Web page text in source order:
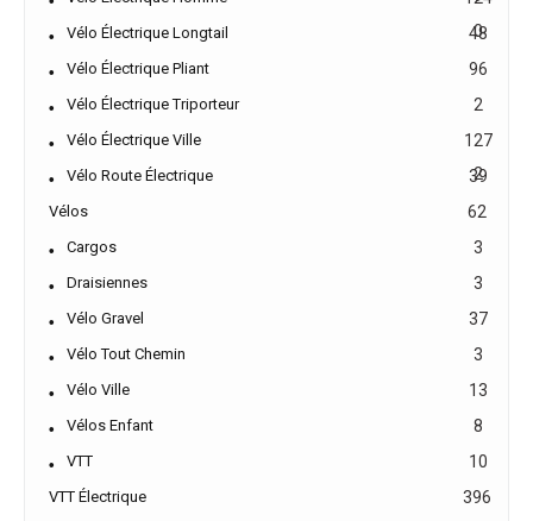
0
Vélo Électrique Longtail 48
Vélo Électrique Pliant 96
Vélo Électrique Triporteur 2
Vélo Électrique Ville
127
2
Vélo Route Électrique 39
Vélos 62
Cargos 3
Draisiennes 3
Vélo Gravel 37
Vélo Tout Chemin 3
Vélo Ville 13
Vélos Enfant 8
VTT 10
VTT Électrique 396